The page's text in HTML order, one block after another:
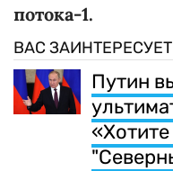
потока-1.
ВАС ЗАИНТЕРЕСУЕТ
Путин